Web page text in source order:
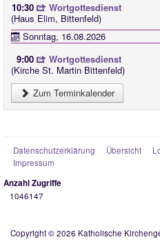
10:30
Wortgottesdienst
(Haus Elim, Bittenfeld)
Sonntag, 16.08.2026
9:00
Wortgottesdienst
(Kirche St. Martin Bittenfeld)
Zum Terminkalender
Datenschutzerklärung Übersicht
Impressum
Anzahl Zugriffe
1046147
Copyright © 2026 Katholische